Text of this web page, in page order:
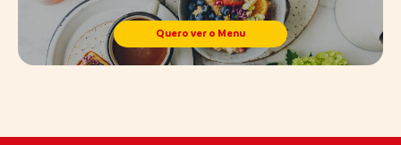
Quero ver o Menu